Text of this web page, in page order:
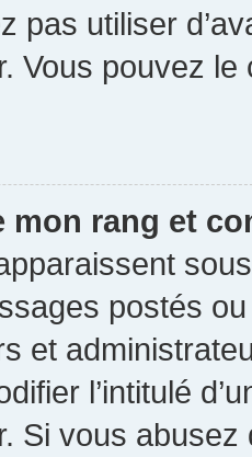
pas utiliser
Vous pouvez
mon rang et
postés
et
l’intitulé
Si vous